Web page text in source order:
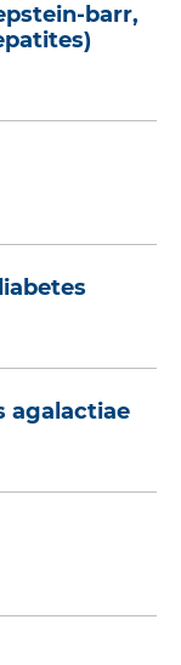
barr,
agalactiae